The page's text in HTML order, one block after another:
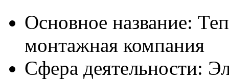
Основное название:
монтажная компания
Сфера деятельности: